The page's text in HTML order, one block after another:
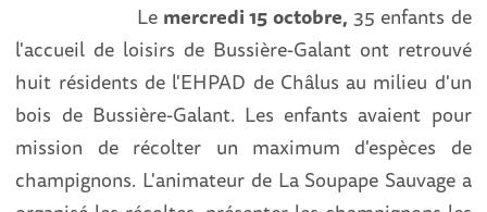
Le mercredi 15 octobre, 35 enfants de
l'accueil de loisirs de Bussière-Galant ont retrouvé
huit résidents de l'EHPAD de Châlus au milieu d'un
bois de Bussière-Galant. Les enfants avaient pour
mission de récolter un maximum d'espèces de
champignons. L'animateur de La Soupape Sauvage a